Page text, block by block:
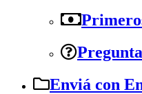
Enviá con